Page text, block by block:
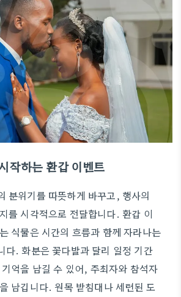
작하는 환갑 이벤트
분위기를 따뜻하게 바꾸고, 행사의
를 시각적으로 전달합니다. 환갑 이
식물은 시간의 흐름과 함께 자라나는
다. 화분은 꽃다발과 달리 일정 기간
억을 남길 수 있어, 주최자와 참석자
남깁니다. 원목 받침대나 세련된 도